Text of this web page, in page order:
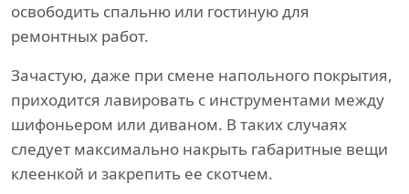
освободить спальню или гостиную для
ремонтных работ.
Зачастую, даже при смене напольного покрытия,
приходится лавировать с инструментами между
шифоньером или диваном. В таких случаях
следует максимально накрыть габаритные вещи
клеенкой и закрепить ее скотчем.